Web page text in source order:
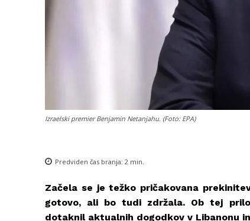
Izraelski premier Benjamin Netanjahu. (Foto: EPA)
Predviden čas branja: 2 min.
Začela se je težko pričakovana
gotovo, ali bo tudi zdržala. Ob tej
dotaknil aktualnih dogodkov v Libanonu